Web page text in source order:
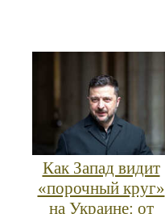
Как Запад видит
«порочный круг»
на Украине: от